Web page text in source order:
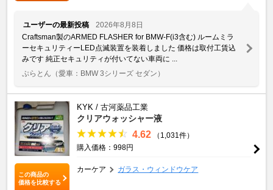
ユーザーの最新投稿
2026年8月8日
Craftsman製のARMED FLASHER for BMW-F(i3含む) ルームミラ
ーセキュリティーLED点滅装置を装着しました 価格は取付工賃込
みです 純正セキュリティが付いてない車両に ...
ぷらとん （愛車：BMW 3シリーズ セダン）
この商品の
価格を比較する
KYK / 古河薬品工業
クリアウォッシャー液
4.62
（1,031件）
購入価格：998円
カーケア ガラス・ウィンドウケア